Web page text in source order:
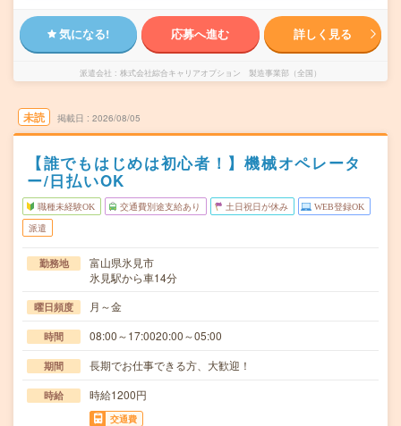
気になる! 応募へ進む 詳しく見る
派遣会社 株式会社綜合キャリアオプション 製造事業部（全国）
未読 掲載日 2026/08/05
【誰でもはじめは初心者！】機械オペレータ
ー/日払いOK
職種未経験OK 交通費別途支給あり 土日祝日が休み WEB登録OK
派遣
勤務地
富山県氷見市
氷見駅から車14分
曜日頻度 月～金
時間 08:00～17:0020:00～05:00
期間 長期でお仕事できる方、大歓迎！
時給 時給1200円
交通費